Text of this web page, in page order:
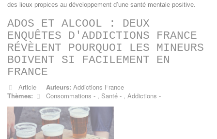
des lieux propices au développement d’une santé mentale positive.
ADOS ET ALCOOL : DEUX
ENQUÊTES D'ADDICTIONS FRANCE
RÉVÈLENT POURQUOI LES MINEURS
BOIVENT SI FACILEMENT EN
FRANCE
Article Auteurs: Addictions France
Thèmes:
Consommations , Santé , Addictions